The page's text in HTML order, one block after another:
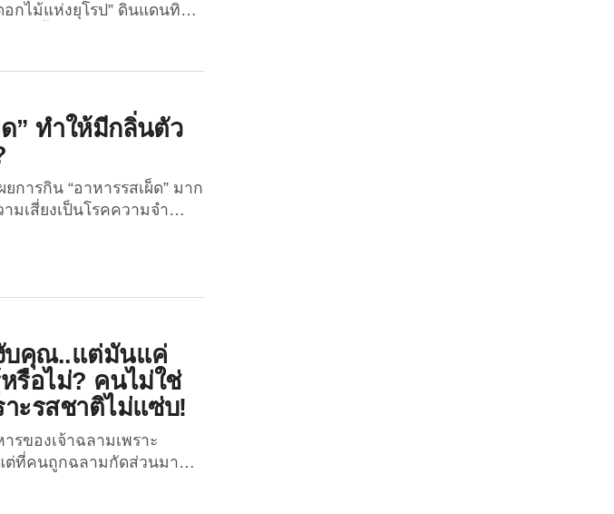
อกไม้แห่งยุโรป” ดินแดนทิว
สันคัลเลอร์ฟูลแห่งนี้กัน
งภาพสวนดอกไม้ที่นี่เคย
นไม่อาจลืม แถมยังได้ยิน
ะโยคไวรัลที่ว่า “คุณพี่อยู่จัง
ก โดยภาพดังกล่าวเป็นที่
ละคนทำงานต่างไปเซฟมา
ตอนเรียนออนไลน์และ
” ทำให้มีกลิ่นตัว
การกิน “อาหารรสเผ็ด” มาก
มเสี่ยงเป็นโรคความจำ
อกจากจะช่วยชูรสให้อาหาร
นอกจากจะทำให้ทุกคนเสี่ยง
ห็นผลลัพธ์ทันตา นั่นก็คือ “มี
องส่ายหน้าเลย! สาเหตุนั่น
ช่น...
บคุณ..แต่มันแค่
รือไม่? คนไม่ใช่
าะรสชาติไม่แซ่บ!
รของเจ้าฉลามเพราะ
ต่ที่คนถูกฉลามกัดส่วนมาก